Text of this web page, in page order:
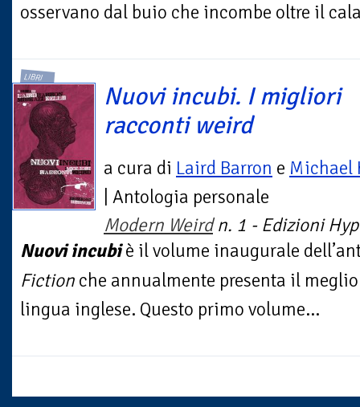
osservano dal buio che incombe oltre il
LIBRI
Nuovi incubi. I migliori
racconti weird
a cura di Laird Barron e Michael
| Antologia personale
Modern Weirdn. 1 - Edizioni
Nuovi incubiè il volume inaugurale
Fiction che annualmente presenta il
lingua inglese. Questo primo volume...